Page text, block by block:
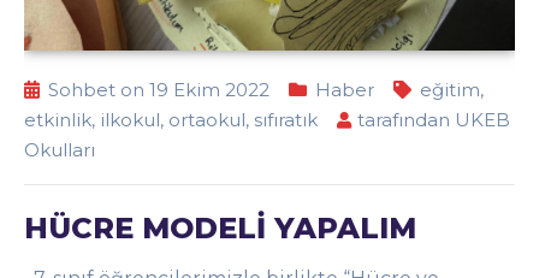
Sohbet on 19 Ekim 2022 Haber eğitim,
etkinlik, ilkokul, ortaokul, sıfıratık tarafından UKEB
Okulları
HÜCRE MODELİ YAPALIM